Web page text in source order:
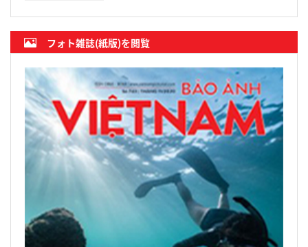
フォト雑誌(紙版)を閲覧